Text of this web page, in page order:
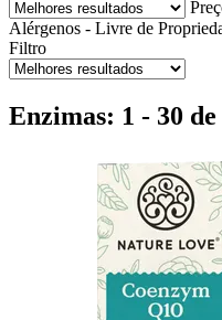
Alérgenos - Livre de
Filtro
Enzimas: 1 - 30